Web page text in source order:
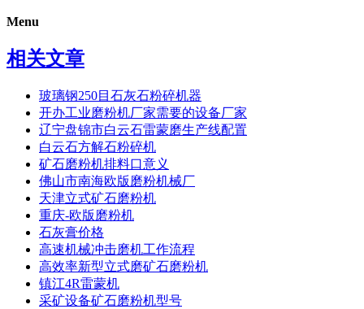
Menu
相关文章
玻璃钢250目石灰石粉碎机器
开办工业磨粉机厂家需要的设备厂家
辽宁盘锦市白云石雷蒙磨生产线配置
白云石方解石粉碎机
矿石磨粉机排料口意义
佛山市南海欧版磨粉机械厂
天津立式矿石磨粉机
重庆-欧版磨粉机
石灰膏价格
高速机械冲击磨机工作流程
高效率新型立式磨矿石磨粉机
镇江4R雷蒙机
采矿设备矿石磨粉机型号